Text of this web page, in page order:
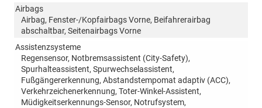
Airbags
Airbag, Fenster-/Kopfairbags Vorne, Beifahrerairbag
abschaltbar, Seitenairbags Vorne
Assistenzsysteme
Regensensor, Notbremsassistent (City-Safety),
Spurhalteassistent, Spurwechselassistent,
Fußgängererkennung, Abstandstempomat adaptiv (ACC),
Verkehrzeichenerkennung, Toter-Winkel-Assistent,
Müdigkeitserkennungs-Sensor, Notrufsystem,